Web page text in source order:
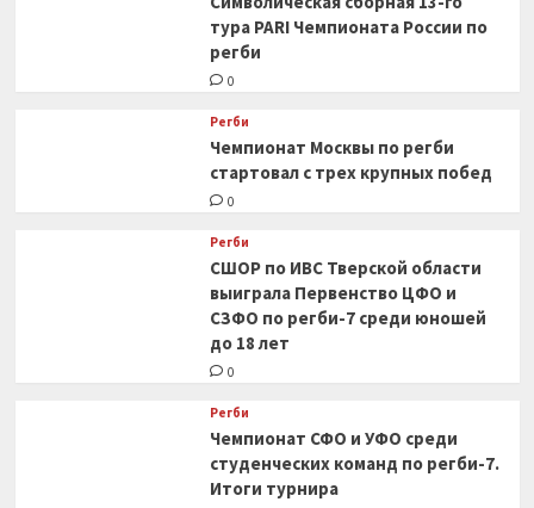
тура PARI Чемпионата России по
регби
0
Регби
Чемпионат Москвы по регби
стартовал с трех крупных побед
0
Регби
СШОР по ИВС Тверской области
выиграла Первенство ЦФО и
СЗФО по регби-7 среди юношей
до 18 лет
0
Регби
Чемпионат СФО и УФО среди
студенческих команд по регби-7.
Итоги турнира